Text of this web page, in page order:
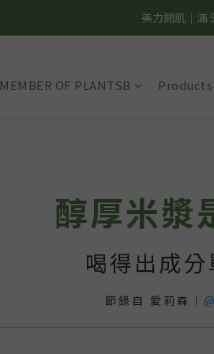
夏日輕補給｜
美力開肌｜滿
MEMBER OF PLANTSB Products
醇厚米漿
喝得出成
節錄自 愛莉森｜